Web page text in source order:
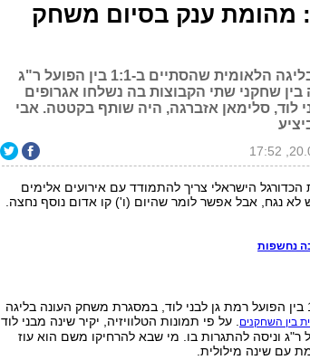
מהומת ענק בסיום משחק
בתום משחק העונה בליגה הלאומית שהסתיים ב-1:1 בין הפועל ר"ג
בין שחקני שתי הקבוצות בה נשלחו אגרופים
לוד, סלימאן אזברגה, היה שותף בקטטה. אבי
הישראלי צריך להתמודד עם אירועים אלימים
נגח, אבל אפשר לומר שהיום (ו') קו אדום נוסף נחצה.
נחשפות
דקות אחדות לאחר ה-1:1 בין הפועל רמת גן לבני לוד, במסגרת משחק העונה בליגה
בין השחקנים. על פי תמונות הטלוויזיה, יקיר שינה מבני לוד
ר"ג וניסה להתגרות בו. מי שבא להרחיקו משם הוא עוז
עם שינה מילולית.